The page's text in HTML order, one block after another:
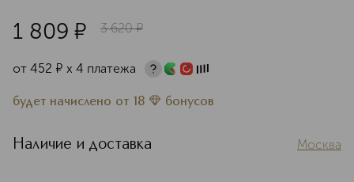
1 809 ¤ 3 620 ¤
от 452 ¤ х 4 платежа
будет начислено от 18 бонусов
Наличие и доставка Москва